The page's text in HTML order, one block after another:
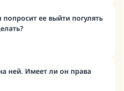
ее выйти погулять
ней. Имеет ли он права